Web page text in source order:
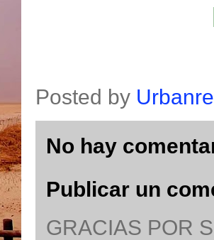
Posted by
No hay
Publicar un
GRACIAS POR